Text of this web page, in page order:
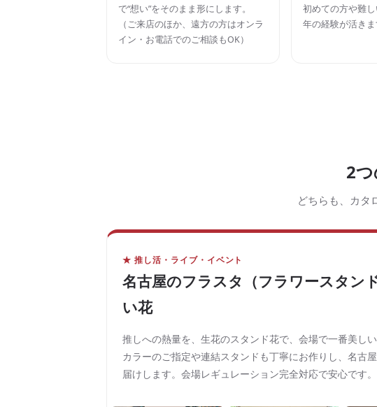
で“想い”をそのまま形にします。
（ご来店のほか、遠方の方はオンラ
イン・お電話でのご相談もOK）
初めての方や難
年の経験が活きま
2
どちらも、カタ
★ 推し活・ライブ・イベント
名古屋のフラスタ（フラワースタン
い花
推しへの熱量を、生花のスタンド花で、会場で一番美し
カラーのご指定や連結スタンドも丁寧にお作りし、名古
届けします。会場レギュレーション完全対応で安心です。